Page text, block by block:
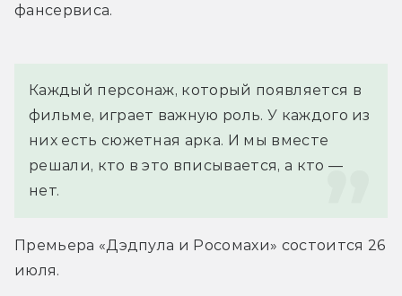
фансервиса.
Каждый персонаж, который появляется в
фильме, играет важную роль. У каждого из
них есть сюжетная арка. И мы вместе
решали, кто в это вписывается, а кто —
нет.
Премьера «Дэдпула и Росомахи» состоится 26
июля.